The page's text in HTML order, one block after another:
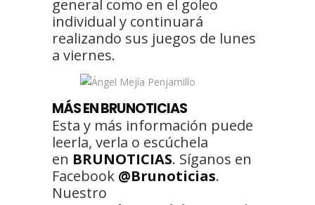
general como en el goleo
individual y continuará
realizando sus juegos de lunes
a viernes.
MÁS EN BRUNOTICIAS
Esta y más información puede
leerla, verla o escúchela
en BRUNOTICIAS. Síganos en
Facebook @Brunoticias.
Nuestro